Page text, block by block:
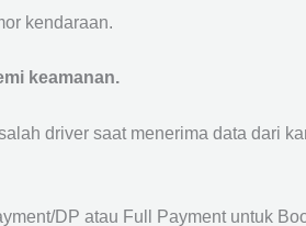
kendaraan.
keamanan.
driver saat menerima data dari
DP atau Full Payment untuk